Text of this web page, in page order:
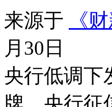
来源于 《
月30日
央行低调下